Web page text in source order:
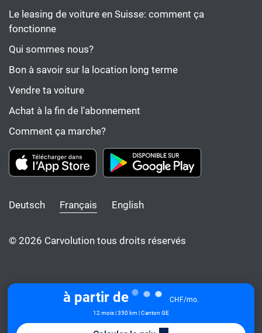
à partir de CHF/mo.
12 mois | 350 km | Canton GE
Le leasing de voiture en Suisse: comment ça
fonctionne
Qui sommes nous?
Bon à savoir sur la location long terme
Vendre ta voiture
Achat à la fin de l'abonnement
Comment ça marche?
Deutsch Français English
© 2026 Carvolution tous droits réservés